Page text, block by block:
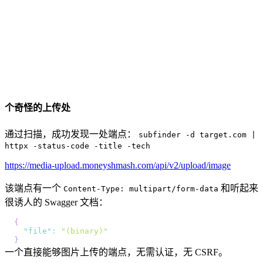
个奇怪的上传处
通过扫描，成功发现一处端点：
subfinder -d target.com |
httpx -status-code -title -tech
https://media-upload.moneyshmash.com/api/v2/upload/image
该端点有一个 Content-Type: multipart/form-data 和听起来
很诱人的 Swagger 文档：
{
"file" :
"(binary)"
}
一个直接能够图片上传的端点，无需认证，无 CSRF。